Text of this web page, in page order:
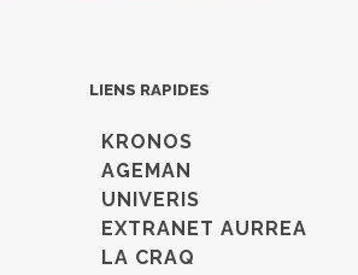
LIENS RAPIDES
KRONOS
AGEMAN
UNIVERIS
EXTRANET AURREA
LA CRAQ